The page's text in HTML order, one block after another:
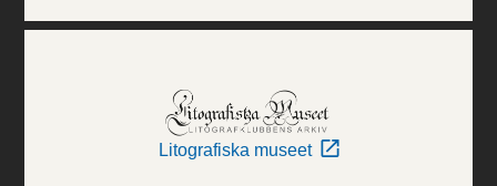
Litografiska museet